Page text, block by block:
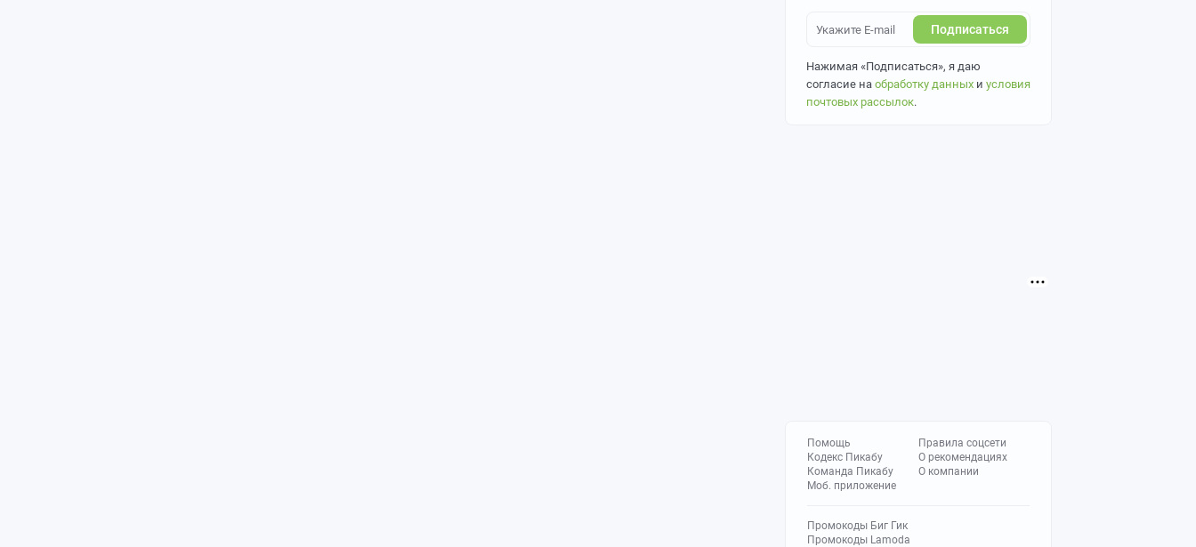
Подписаться
Нажимая «Подписаться», я даю
согласие на обработку данных и условия
почтовых рассылок.
Помощь
Кодекс Пикабу
Команда Пикабу
Моб. приложение
Правила соцсети
О рекомендациях
О компании
Промокоды Биг Гик
Промокоды Lamoda